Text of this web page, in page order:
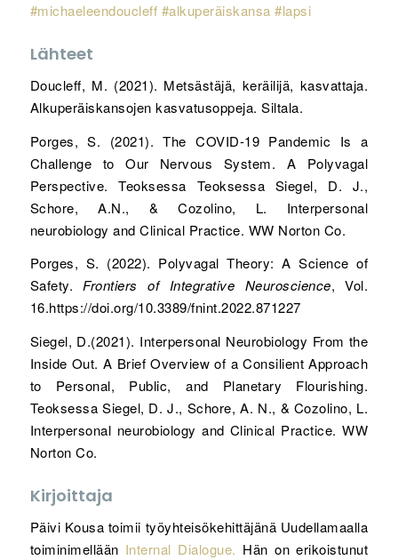
#michaeleendoucleff #alkuperäiskansa #lapsi
Lähteet
Doucleff, M. (2021). Metsästäjä, keräilijä, kasvattaja.
Alkuperäiskansojen kasvatusoppeja. Siltala.
Porges, S. (2021). The COVID-19 Pandemic Is a
Challenge to Our Nervous System. A Polyvagal
Perspective. Teoksessa Teoksessa Siegel, D. J.,
Schore, A.N., & Cozolino, L. Interpersonal
neurobiology and Clinical Practice. WW Norton Co.
Porges, S. (2022). Polyvagal Theory: A Science of
Safety.Frontiers of Integrative Neuroscience, Vol.
16.https://doi.org/10.3389/fnint.2022.871227
Siegel, D.(2021). Interpersonal Neurobiology From the
Inside Out. A Brief Overview of a Consilient Approach
to Personal, Public, and Planetary Flourishing.
Teoksessa Siegel, D. J., Schore, A. N., & Cozolino, L.
Interpersonal neurobiology and Clinical Practice. WW
Norton Co.
Kirjoittaja
Päivi Kousa toimii työyhteisökehittäjänä Uudellamaalla
toiminimellään Internal Dialogue. Hän on erikoistunut